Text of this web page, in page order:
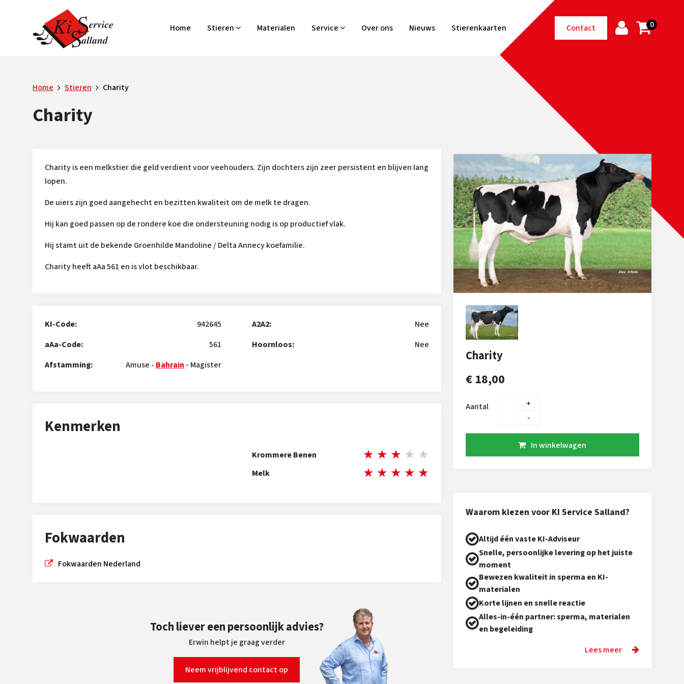
Home Stieren Materialen Service Over ons Nieuws Stierenkaarten Contact 0
Home Stieren Charity
Charity
Charity is een melkstier die geld verdient voor veehouders. Zijn dochters zijn zeer persistent en blijven lang
lopen.
De uiers zijn goed aangehecht en bezitten kwaliteit om de melk te dragen.
Hij kan goed passen op de rondere koe die ondersteuning nodig is op productief vlak.
Hij stamt uit de bekende Groenhilde Mandoline / Delta Annecy koefamilie.
Charity heeft aAa 561 en is vlot beschikbaar.
KI-Code:
942645
aAa-Code:
561
Afstamming:
Amuse - Bahrain - Magister
A2A2:
Nee
Hoornloos:
Nee
Kenmerken
Krommere Benen ★ ★ ★ ★ ★
Melk ★ ★ ★ ★ ★
Fokwaarden
Fokwaarden Nederland
Toch liever een persoonlijk advies?
Erwin helpt je graag verder
Neem vrijblijvend contact op
Charity
€ 18,00
Aantal
+
-
In winkelwagen
Waarom kiezen voor KI Service Salland?
Altijd één vaste KI-Adviseur
Snelle, persoonlijke levering op het juiste
moment
Bewezen kwaliteit in sperma en KI-
materialen
Korte lijnen en snelle reactie
Alles-in-één partner: sperma, materialen
en begeleiding
Lees meer